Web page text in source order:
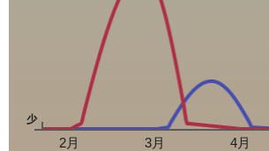
少
2月 3月 4月